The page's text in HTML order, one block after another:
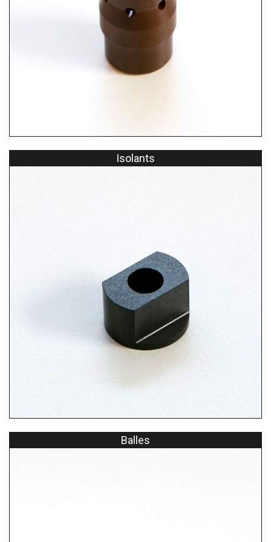
Isolants
Balles